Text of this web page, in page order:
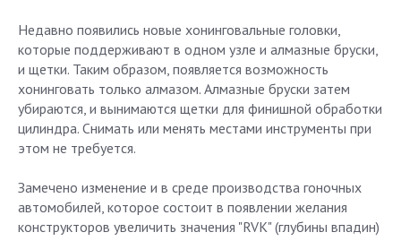
Недавно появились новые хонинговальные головки,
которые поддерживают в одном узле и алмазные бруски,
и щетки. Таким образом, появляется возможность
хонинговать только алмазом. Алмазные бруски затем
убираются, и вынимаются щетки для финишной обработки
цилиндра. Снимать или менять местами инструменты при
этом не требуется.
Замечено изменение и в среде производства гоночных
автомобилей, которое состоит в появлении желания
конструкторов увеличить значения "RVK" (глубины впадин)